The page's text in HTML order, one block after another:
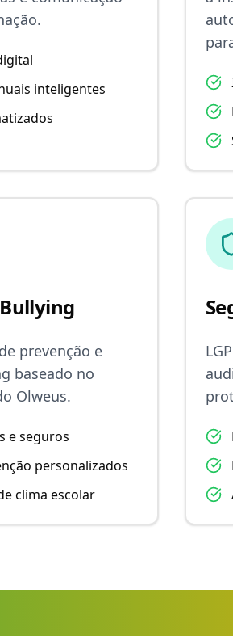
inteligentes
prevenção e
baseado no
Olweus.
e seguros
personalizados
clima escolar